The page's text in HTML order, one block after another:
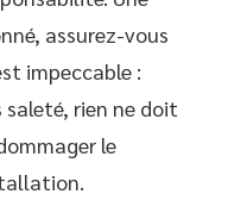
assurez-vous
impeccable :
rien ne doit
le